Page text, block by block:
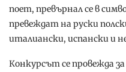
поет, превърнал се в
превеждат на руски
италиански, испански и
Конкурсът се провежда